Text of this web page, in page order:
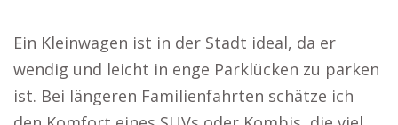
Ein Kleinwagen ist in der Stadt ideal, da er
wendig und leicht in enge Parklücken zu parken
ist. Bei längeren Familienfahrten schätze ich